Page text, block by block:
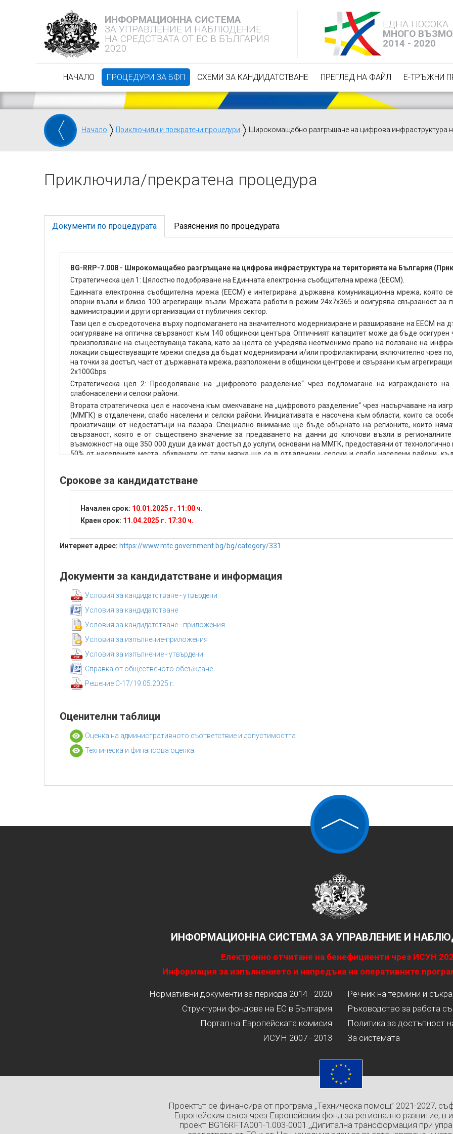
ИНФОРМАЦИОННА СИСТЕМА
ЗА УПРАВЛЕНИЕ И НАБЛЮДЕНИЕ
НА СРЕДСТВАТА ОТ ЕС В БЪЛГАРИЯ
2020
ЕДНА ПОСОКА
МНОГО
2014 - 2020
НАЧАЛО ПРОЦЕДУРИ ЗА БФП СХЕМИ ЗА КАНДИДАТСТВАНЕ ПРЕГЛЕД НА ФАЙЛ Е-ТРЪЖНИ
Начало Приключили и прекратени процедури Широкомащабно разгръщане на цифрова инфраструктура
Приключилa/прекратена процедура
Документи по процедурата Разяснения по процедурата
BG-RRP-7.008 - Широкомащабно разгръщане на цифрова инфраструктура на територията на България
Стратегическа цел 1: Цялостно подобряване на Единната електронна съобщителна мрежа (ЕЕСМ).
Единната електронна съобщителна мрежа (ЕЕСМ) е интегрирана държавна комуникационна мрежа, която
опорни възли и близо 100 агрегиращи възли. Мрежата работи в режим 24х7х365 и осигурява свързаност за
администрации и други организации от публичния сектор.
Тази цел е съсредоточена върху подпомагането на значителното модернизиране и разширяване на ЕЕСМ на
осигуряване на оптична свързаност към 140 общински центъра. Оптичният капацитет може да бъде
преизползване на съществуваща такава, като за целта се учредява неотменимо право на ползване на
локации съществуващите мрежи следва да бъдат модернизирани и/или профилактирани, включително чрез
на точки за достъп, част от държавната мрежа, разположени в общински центрове и свързани към агрегиращи
2х100Gbps.
Стратегическа цел 2: Преодоляване на „цифровото разделение“ чрез подпомагане на изграждането
слабонаселени и селски райони.
Втората стратегическа цел е насочена към смекчаване на „цифровото разделение“ чрез насърчаване на
(ММГК) в отдалечени, слабо населени и селски райони. Инициативата е насочена към области, които са
произтичащи от недостатъци на пазара. Специално внимание ще бъде обърнато на регионите, които
свързаност, която е от съществено значение за предаването на данни до ключови възли в
възможност на още 350 000 души да имат достъп до услуги, основани на ММГК, предоставяни от
50% от населените места, обхванати от тази мярка ще са в отдалечени, селски и слабо населени райони,
Срокове за кандидатстване
Начален срок: 10.01.2025 г. 11:00 ч.
Краен срок: 11.04.2025 г. 17:30 ч.
Интернет адрес: https://www.mtc.government.bg/bg/category/331
Документи за кандидатстване и информация
Условия за кандидатстване - утвърдени
Условия за кандидатстване
Условия за кандидатстване - приложения
Условия за изпълнение-приложения
Условия за изпълнение - утвърдени
Справка от общественото обсъждане
Решение С-17/19.05.2025 г.
Оценителни таблици
Оценка на административното съответствие и допустимостта
Техническа и финансова оценка
ИНФОРМАЦИОННА СИСТЕМА ЗА УПРАВЛЕНИЕ И
Електронно отчитане на бенефициенти чрез ИСУН
Информация за изпълнението и напредъка на оперативните
Нормативни документи за периода 2014 - 2020
Структурни фондове на ЕС в България
Портал на Европейската комисия
ИСУН 2007 - 2013
Речник на термини и
Ръководство за работа
Политика за достъпност
За системата
Проектът се финансира от програма „Техническа помощ” 2021-2027,
Европейския съюз чрез Европейския фонд за регионално развитие, в
проект BG16RFTA001-1.003-0001 „Дигитална трансформация при